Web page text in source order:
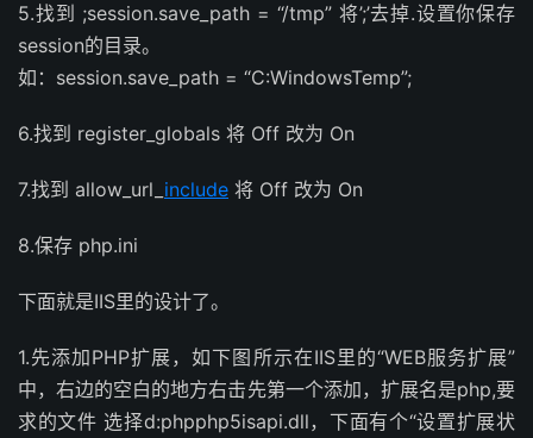
5.找到 ;session.save_path = “/tmp” 将’;’去掉.设置你保存
session的目录。
如：session.save_path = “C:WindowsTemp”;
6.找到 register_globals 将 Off 改为 On
7.找到 allow_url_ include 将 Off 改为 On
8.保存 php.ini
下面就是IIS里的设计了。
1.先添加PHP扩展，如下图所示在IIS里的“WEB服务扩展”
中，右边的空白的地方右击先第一个添加，扩展名是php,要
求的文件 选择d:phpphp5isapi.dll，下面有个“设置扩展状